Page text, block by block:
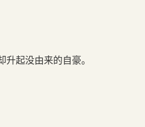
起没由来的自豪。